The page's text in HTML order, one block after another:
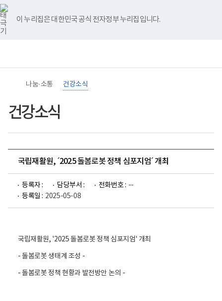
바
로
가
기
메
이 누리집은 대한민국 공식 전자정부 누리집입니다.
너
비
767px
이
하
영
홈
나눔·소통 건강소식
건강소식
국립재활원, ´2025 돌봄로봇 정책 심포지엄´ 개최
등록자 : 담당부서 : 전화번호 : --
등록일 : 2025-05-08
국립재활원, '2025 돌봄로봇 정책 심포지엄' 개최
- 돌봄로봇 생태계 조성 -
- 돌봄로봇 정책 현황과 발전방안 논의 -
유
튜
브
블
로
그
인
스
타
그
램
페
이
스
북